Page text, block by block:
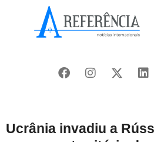
Ucrânia invadiu a